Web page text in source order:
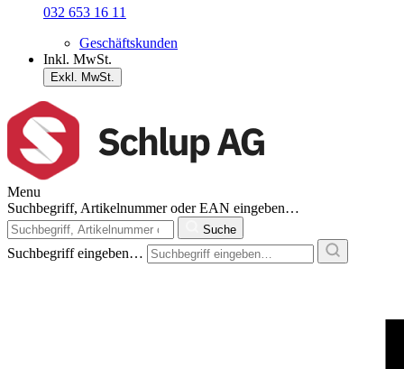
032 653 16 11
Geschäftskunden
Inkl. MwSt.
Exkl. MwSt.
Menu
Suchbegriff, Artikelnummer oder EAN eingeben…
Suche
Suchbegriff eingeben…